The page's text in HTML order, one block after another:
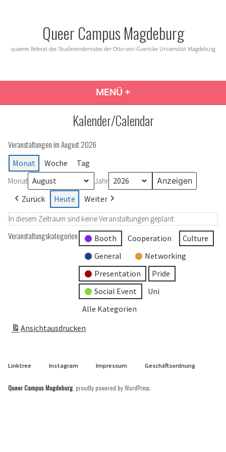
Queer Campus Magdeburg
queeres Referat des Studierendenrates der Otto-von-Guericke Universität Magdeburg
MENÜ +
Kalender/Calendar
Veranstaltungen im August 2026
Monat Woche Tag
Monat Jahr
Zurück Heute Weiter
In diesem Zeitraum sind keine Veranstaltungen geplant.
Veranstaltungskategorien Booth Cooperation
Culture
General
Networking
Presentation
Pride
Social Event
Uni
Alle Kategorien
Ansichtausdrucken
Linktree Instagram Impressum Geschäftsordnung
Queer Campus Magdeburg, proudly powered by WordPress.